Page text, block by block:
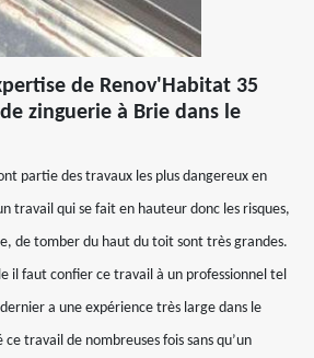
de Renov'Habitat 35
zinguerie à Brie dans le
partie des travaux les plus dangereux en
travail qui se fait en hauteur donc les risques,
de tomber du haut du toit sont très grandes.
il faut confier ce travail à un professionnel tel
a une expérience très large dans le
travail de nombreuses fois sans qu’un